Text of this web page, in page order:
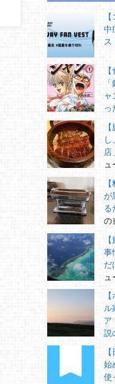
中
ス
ャ
っ
店
ュ
が
る
の
事
だ
ュ
ル
ア
説
始
使